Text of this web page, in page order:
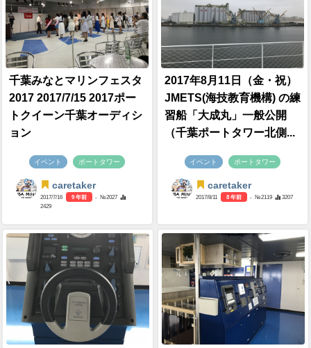
千葉みなとマリンフェスタ
2017 2017/7/15 2017ポー
トクイーン千葉オーディシ
ョン
イベント ポートタワー
caretaker
2017/7/16 9 年前
- №2027
2429
2017年8月11日（金・祝）
JMETS(海技教育機構) の練
習船「大成丸」一般公開
（千葉ポートタワー北側...
イベント ポートタワー
caretaker
2017/8/11 8 年前 - №2119 3207